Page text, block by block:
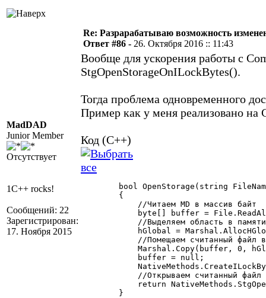
MadDAD
Junior Member
Отсутствует
1C++ rocks!
Сообщений: 22
Зарегистрирован:
17. Ноября 2015
Re: Разрарабатываю возможность
Ответ #86 - 26. Октября 2016 :: 11:43
Вообще для ускорения работы с
StgOpenStorageOnILockBytes().
Тогда проблема одновременного
Пример как у меня реализовано на
Код (C++)
bool OpenStorage(string
{
//Читаем MD в массив байт
byte[] buffer =
//Выделяем область в памяти
hGlobal =
//Помещаем считанный файл в
Marshal.Copy(buffer, 0,
buffer = null;
//Открываем считанный файл
return
}